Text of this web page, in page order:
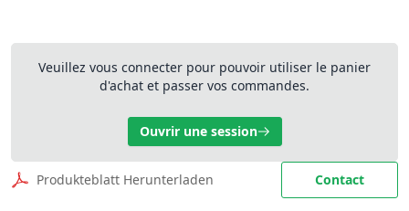
Veuillez vous connecter pour pouvoir utiliser le panier
d'achat et passer vos commandes.
Ouvrir une session
Produkteblatt Herunterladen Contact